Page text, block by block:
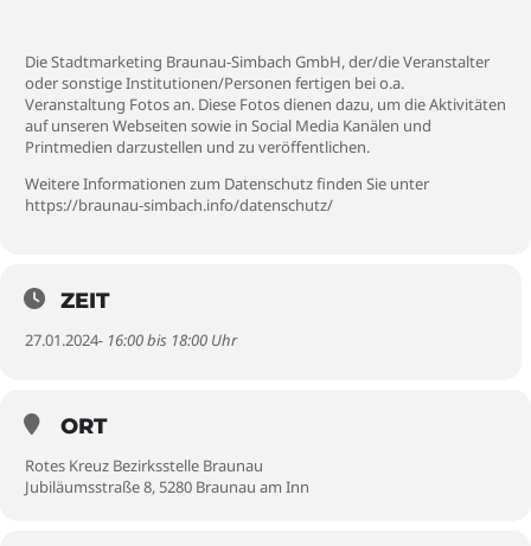
Die Stadtmarketing Braunau-Simbach GmbH, der/die Veranstalter
oder sonstige Institutionen/Personen fertigen bei o.a.
Veranstaltung Fotos an. Diese Fotos dienen dazu, um die Aktivitäten
auf unseren Webseiten sowie in Social Media Kanälen und
Printmedien darzustellen und zu veröffentlichen.
Weitere Informationen zum Datenschutz finden Sie unter
https://braunau-simbach.info/datenschutz/
ZEIT
27.01.2024- 16:00 bis 18:00 Uhr
ORT
Rotes Kreuz Bezirksstelle Braunau
Jubiläumsstraße 8, 5280 Braunau am Inn